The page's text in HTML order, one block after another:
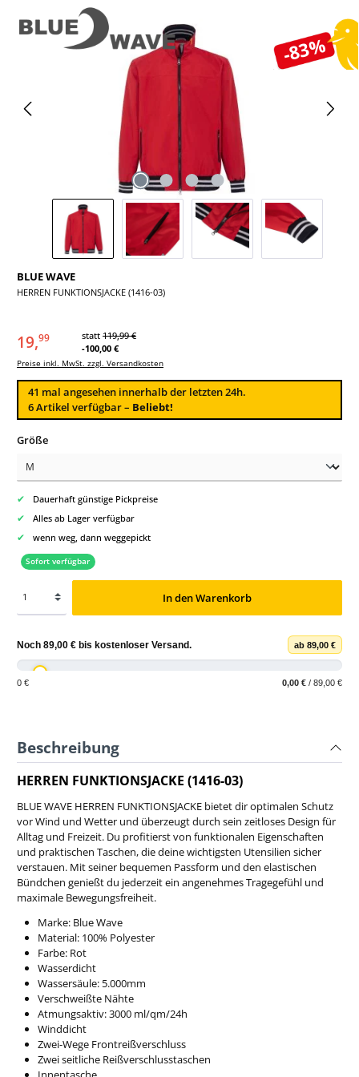
-83%
Bildergalerie überspringen
BLUE WAVE
HERREN FUNKTIONSJACKE (1416-03)
19,99 statt 119,99 €
-100,00 €
Preise inkl. MwSt. zzgl. Versandkosten
41 mal angesehen innerhalb der letzten 24h.
6 Artikel verfügbar – Beliebt!
Größeauswählen
✔ Dauerhaft günstige Pickpreise
✔ Alles ab Lager verfügbar
✔ wenn weg, dann weggepickt
Sofort verfügbar
In den Warenkorb
Noch 89,00 € bis kostenloser Versand. ab 89,00 €
0 € 0,00 € / 89,00 €
Beschreibung
HERREN FUNKTIONSJACKE (1416-03)
BLUE WAVE HERREN FUNKTIONSJACKE bietet dir optimalen Schutz
vor Wind und Wetter und überzeugt durch sein zeitloses Design für
Alltag und Freizeit. Du profitierst von funktionalen Eigenschaften
und praktischen Taschen, die deine wichtigsten Utensilien sicher
verstauen. Mit seiner bequemen Passform und den elastischen
Bündchen genießt du jederzeit ein angenehmes Tragegefühl und
maximale Bewegungsfreiheit.
Marke: Blue Wave
Material: 100% Polyester
Farbe: Rot
Wasserdicht
Wassersäule: 5.000mm
Verschweißte Nähte
Atmungsaktiv: 3000 ml/qm/24h
Winddicht
Zwei-Wege Frontreißverschluss
Zwei seitliche Reißverschlusstaschen